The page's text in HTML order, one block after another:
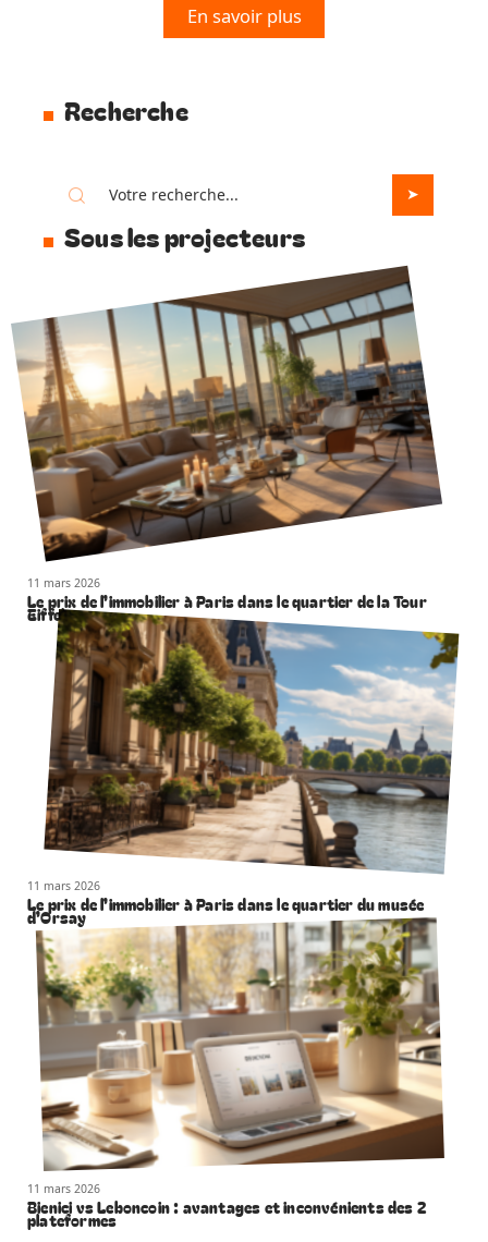
En savoir plus
Recherche
Sous les projecteurs
11 mars 2026
Le prix de l’immobilier à Paris dans le quartier de la Tour
Eiffel
11 mars 2026
Le prix de l’immobilier à Paris dans le quartier du musée
d’Orsay
11 mars 2026
Bienici vs Leboncoin : avantages et inconvénients des 2
plateformes